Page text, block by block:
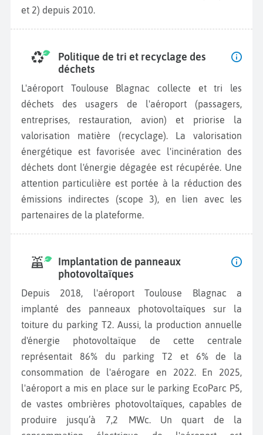
et 2) depuis 2010.
Politique de tri et recyclage des
déchets
L'aéroport Toulouse Blagnac collecte et tri les
déchets des usagers de l'aéroport (passagers,
entreprises, restauration, avion) et priorise la
valorisation matière (recyclage). La valorisation
énergétique est favorisée avec l'incinération des
déchets dont l'énergie dégagée est récupérée. Une
attention particulière est portée à la réduction des
émissions indirectes (scope 3), en lien avec les
partenaires de la plateforme.
Implantation de panneaux
photovoltaïques
Depuis 2018, l'aéroport Toulouse Blagnac a
implanté des panneaux photovoltaïques sur la
toiture du parking T2. Aussi, la production annuelle
d'énergie photovoltaïque de cette centrale
représentait 86% du parking T2 et 6% de la
consommation de l'aérogare en 2022. En 2025,
l'aéroport a mis en place sur le parking EcoParc P5,
de vastes ombrières photovoltaïques, capables de
produire jusqu’à 7,2 MWc. Un quart de la